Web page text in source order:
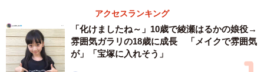
アクセスランキング
「化けましたね～」10歳で綾瀬はるかの娘役→
雰囲気ガラリの18歳に成長 「メイクで雰囲気
が」「宝塚に入れそう」